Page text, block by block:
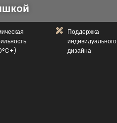
Поддержка
индивидуального
дизайна